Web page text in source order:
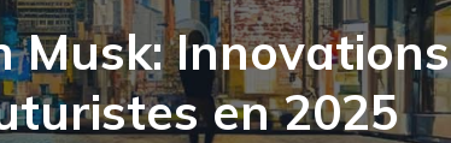
Musk: Innovations
en 2025